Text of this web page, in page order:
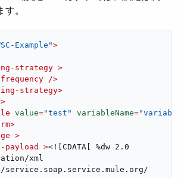
。
Example">
strategy >
/>
strategy>
>
value="test" variableName=
>
>
payload ><![CDATA[ %dw 2.0
xml